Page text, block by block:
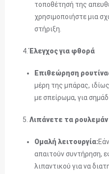
τοποθέτησή της
χρησιμοποιήστε μια
στήριξη.
Έλεγχος για φθορά
Επιθεώρηση
μέρη της μπάρας,
με σπείρωμα, για
Λιπάνετε τα ρουλεμάν
Ομαλή λειτουργία:
απαιτούν συντήρηση,
λιπαντικού για να